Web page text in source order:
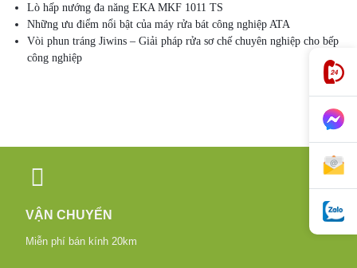
Lò hấp nướng đa năng EKA MKF 1011 TS
Những ưu điểm nổi bật của máy rửa bát công nghiệp ATA
Vòi phun tráng Jiwins – Giải pháp rửa sơ chế chuyên nghiệp cho bếp
công nghiệp
VẬN CHUYỂN
Miễn phí bán kính 20km